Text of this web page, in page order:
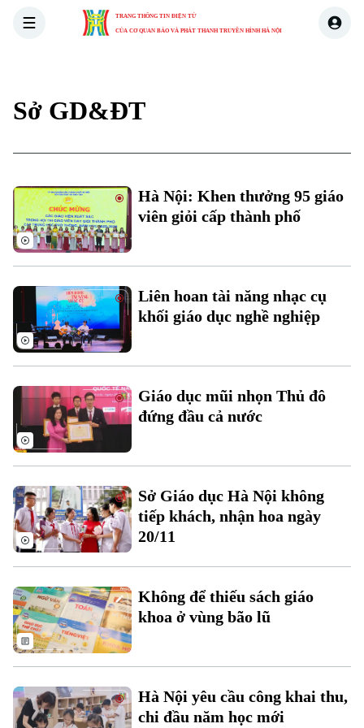
TRANG THÔNG TIN ĐIỆN TỬ
CỦA CƠ QUAN BÁO VÀ PHÁT THANH TRUYỀN HÌNH HÀ NỘI
Xu hướng
Chuyên mục
Hà Nội
Chính trị
An ninh trật tự
Hà Nội
Nhịp sống Hà Nội
Người Hà Nội
Khoảnh khắc Hà Nội
Thế giới
Tin tức
Kinh tế
Sở GD&ĐT
Hà Nội: Khen thưởng 95 giáo
viên giỏi cấp thành phố
Liên hoan tài năng nhạc cụ
khối giáo dục nghề nghiệp
Giáo dục mũi nhọn Thủ đô
đứng đầu cả nước
Sở Giáo dục Hà Nội không
tiếp khách, nhận hoa ngày
20/11
Không để thiếu sách giáo
khoa ở vùng bão lũ
Hà Nội yêu cầu công khai thu,
chi đầu năm học mới